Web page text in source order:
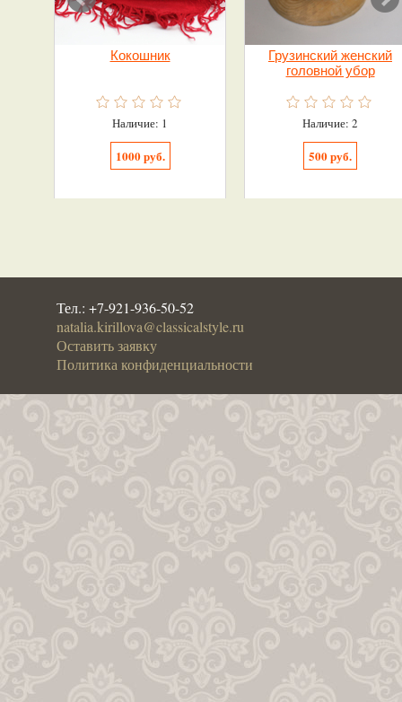
Кокошник
Наличие: 1
1000 руб.
Грузинский женский
головной убор
Наличие: 2
500 руб.
Тел.: +7-921-936-50-52
natalia.kirillova@classicalstyle.ru
Оставить заявку
Политика конфиденциальности